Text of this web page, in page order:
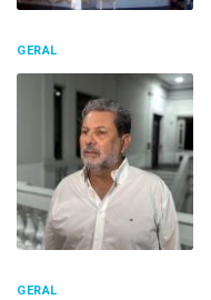
GERAL
GERAL